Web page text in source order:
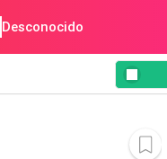
Desconocido